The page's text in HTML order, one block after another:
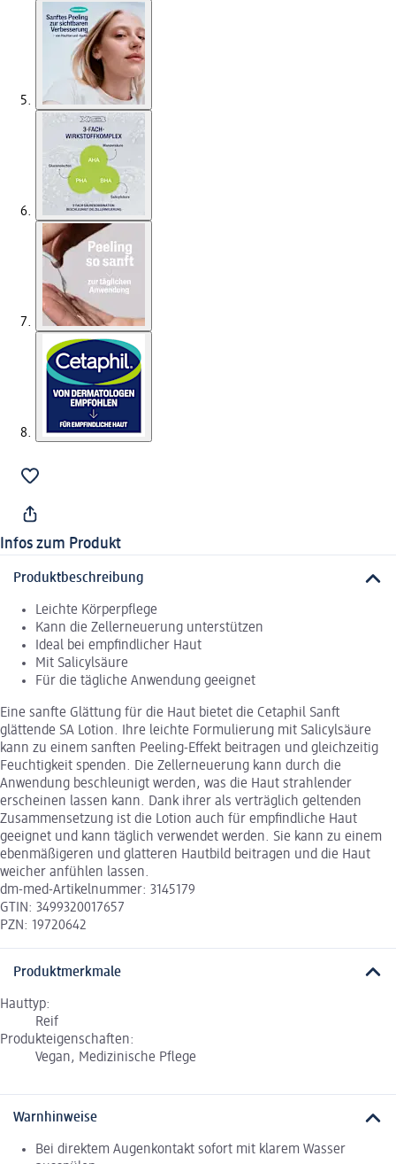
Infos zum Produkt
Produktbeschreibung
Leichte Körperpflege
Kann die Zellerneuerung unterstützen
Ideal bei empfindlicher Haut
Mit Salicylsäure
Für die tägliche Anwendung geeignet
Eine sanfte Glättung für die Haut bietet die Cetaphil Sanft
glättende SA Lotion. Ihre leichte Formulierung mit Salicylsäure
kann zu einem sanften Peeling-Effekt beitragen und gleichzeitig
Feuchtigkeit spenden. Die Zellerneuerung kann durch die
Anwendung beschleunigt werden, was die Haut strahlender
erscheinen lassen kann. Dank ihrer als verträglich geltenden
Zusammensetzung ist die Lotion auch für empfindliche Haut
geeignet und kann täglich verwendet werden. Sie kann zu einem
ebenmäßigeren und glatteren Hautbild beitragen und die Haut
weicher anfühlen lassen.
dm-med-Artikelnummer: 3145179
GTIN: 3499320017657
PZN: 19720642
Produktmerkmale
Hauttyp:
Reif
Produkteigenschaften:
Vegan, Medizinische Pflege
Warnhinweise
Bei direktem Augenkontakt sofort mit klarem Wasser